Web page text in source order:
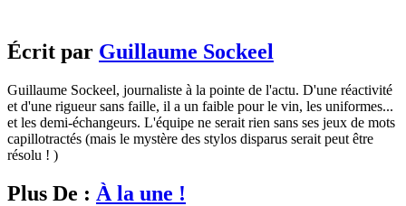
Écrit par Guillaume Sockeel
Guillaume Sockeel, journaliste à la pointe de l'actu. D'une réactivité
et d'une rigueur sans faille, il a un faible pour le vin, les uniformes...
et les demi-échangeurs. L'équipe ne serait rien sans ses jeux de mots
capillotractés (mais le mystère des stylos disparus serait peut être
résolu ! )
Plus De : À la une !